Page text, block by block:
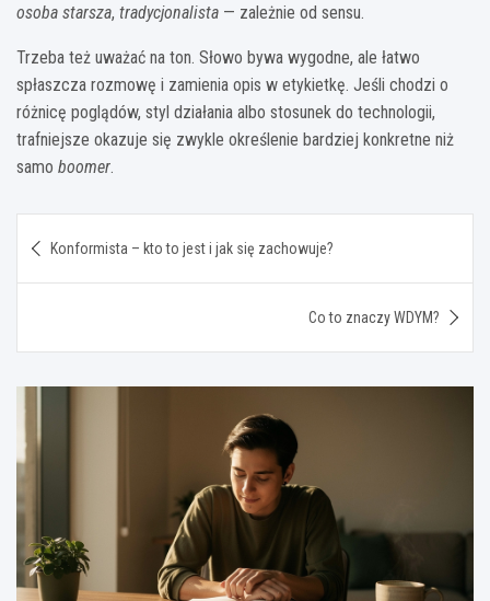
osoba starsza, tradycjonalista — zależnie od sensu.
Trzeba też uważać na ton. Słowo bywa wygodne, ale łatwo
spłaszcza rozmowę i zamienia opis w etykietkę. Jeśli chodzi o
różnicę poglądów, styl działania albo stosunek do technologii,
trafniejsze okazuje się zwykle określenie bardziej konkretne niż
samo boomer.
wpisu
Konformista – kto to jest i jak się zachowuje?
Co to znaczy WDYM?